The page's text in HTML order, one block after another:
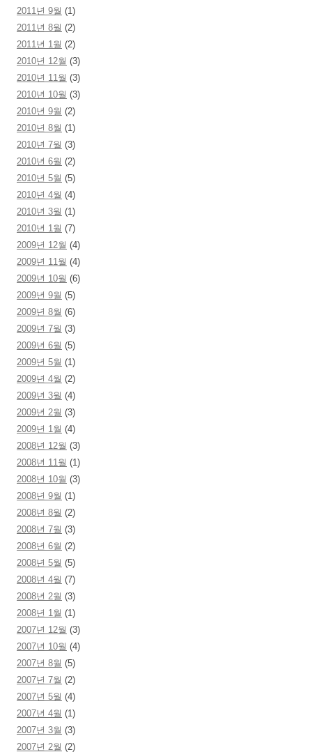
2011년 9월 (1)
2011년 8월 (2)
2011년 1월 (2)
2010년 12월 (3)
2010년 11월 (3)
2010년 10월 (3)
2010년 9월 (2)
2010년 8월 (1)
2010년 7월 (3)
2010년 6월 (2)
2010년 5월 (5)
2010년 4월 (4)
2010년 3월 (1)
2010년 1월 (7)
2009년 12월 (4)
2009년 11월 (4)
2009년 10월 (6)
2009년 9월 (5)
2009년 8월 (6)
2009년 7월 (3)
2009년 6월 (5)
2009년 5월 (1)
2009년 4월 (2)
2009년 3월 (4)
2009년 2월 (3)
2009년 1월 (4)
2008년 12월 (3)
2008년 11월 (1)
2008년 10월 (3)
2008년 9월 (1)
2008년 8월 (2)
2008년 7월 (3)
2008년 6월 (2)
2008년 5월 (5)
2008년 4월 (7)
2008년 2월 (3)
2008년 1월 (1)
2007년 12월 (3)
2007년 10월 (4)
2007년 8월 (5)
2007년 7월 (2)
2007년 5월 (4)
2007년 4월 (1)
2007년 3월 (3)
2007년 2월 (2)